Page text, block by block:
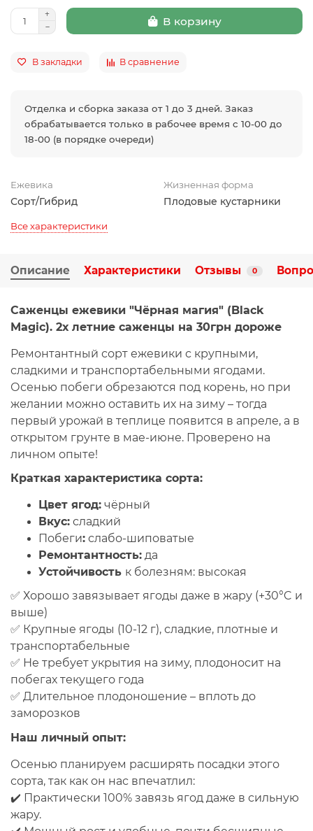
В корзину
В закладки В сравнение
Отделка и сборка заказа от 1 до 3 дней. Заказ
обрабатывается только в рабочее время с 10-00 до
18-00 (в порядке очереди)
Ежевика
Сорт/Гибрид
Жизненная форма
Плодовые кустарники
Все характеристики
Описание Характеристики Отзывы 0
Саженцы ежевики "Чёрная магия" (Black
Magic). 2х летние саженцы на 30грн дороже
Ремонтантный сорт ежевики с крупными,
сладкими и транспортабельными ягодами.
Осенью побеги обрезаются под корень, но при
желании можно оставить их на зиму – тогда
первый урожай в теплице появится в апреле, а в
открытом грунте в мае-июне. Проверено на
личном опыте!
Краткая характеристика сорта:
Цвет ягод: чёрный
Вкус: сладкий
Побеги: слабо-шиповатые
Ремонтантность: да
Устойчивость к болезням: высокая
✅ Хорошо завязывает ягоды даже в жару (+30°C и
выше)
✅ Крупные ягоды (10-12 г), сладкие, плотные и
транспортабельные
✅ Не требует укрытия на зиму, плодоносит на
побегах текущего года
✅ Длительное плодоношение – вплоть до
заморозков
Наш личный опыт:
Осенью планируем расширять посадки этого
сорта, так как он нас впечатлил:
✔️ Практически 100% завязь ягод даже в сильную
жару.